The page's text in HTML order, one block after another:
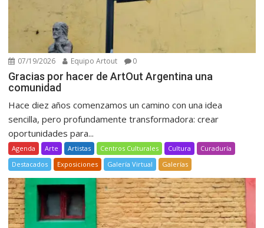
07/19/2026 Equipo Artout 0
Gracias por hacer de ArtOut Argentina una
comunidad
Hace diez años comenzamos un camino con una idea
sencilla, pero profundamente transformadora: crear
oportunidades para...
Agenda Arte Artistas Centros Culturales Cultura
Curaduría
Destacados
Exposiciones Galería Virtual Galerías